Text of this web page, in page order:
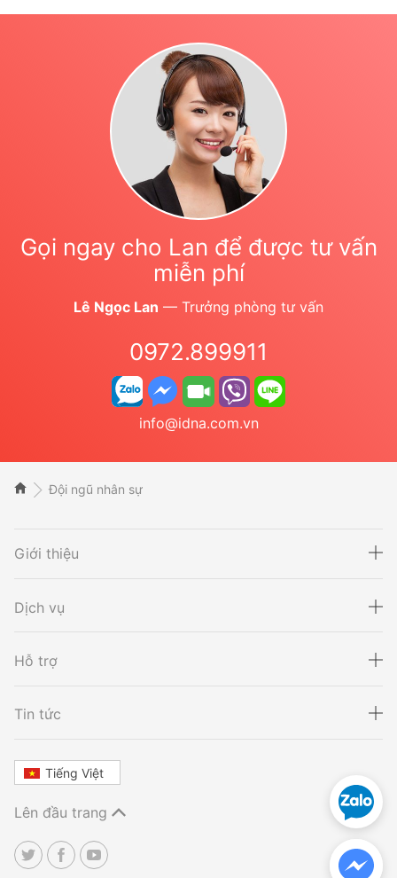
Xét nghiệm khai sinh
Thalassemia
Gọi ngay cho Lan để được tư vấn
miễn phí
Lê Ngọc Lan — Trưởng phòng tư vấn
0972.899911
info@idna.com.vn
Đội ngũ nhân sự
Giới thiệu
Dịch vụ
Hỗ trợ
Tin tức
Tiếng Việt
Lên đầu trang